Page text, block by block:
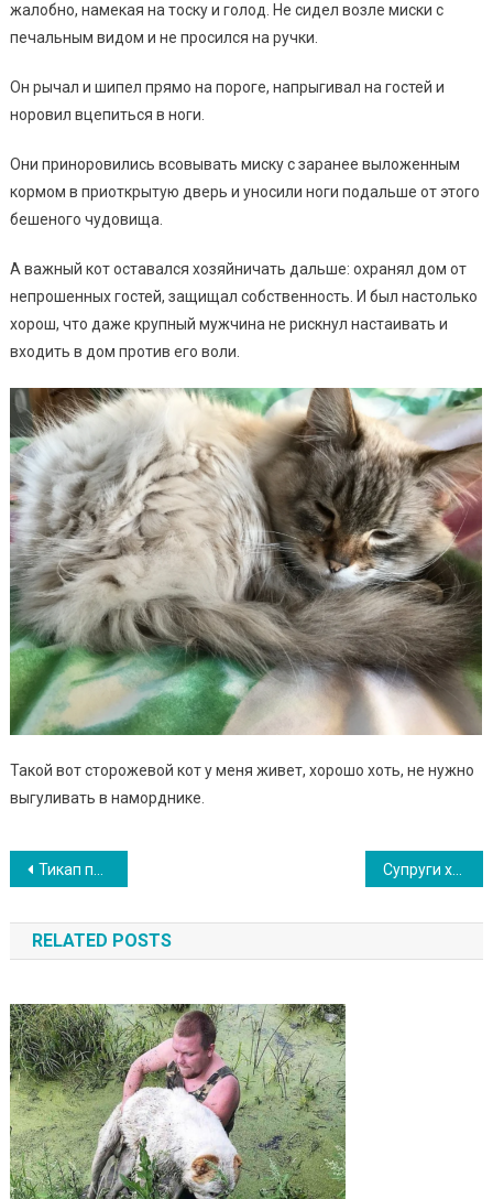
жалобно, намекая на тоску и голод. Не сидел возле миски с
печальным видом и не просился на ручки.
Он рычал и шипел прямо на пороге, напрыгивал на гостей и
норовил вцепиться в ноги.
Они приноровились всовывать миску с заранее выложенным
кормом в приоткрытую дверь и уносили ноги подальше от этого
бешеного чудовища.
А важный кот оставался хозяйничать дальше: охранял дом от
непрошенных гостей, защищал собственность. И был настолько
хорош, что даже крупный мужчина не рискнул настаивать и
входить в дом против его воли.
Такой вот сторожевой кот у меня живет, хорошо хоть, не нужно
выгуливать в наморднике.
Навигация
по
записям
Тикап пудели: самые маленькие пудели в мире. ВIДЕО Супруги хотели себе спокойного котика и выбрали в приюте десятилетнего. Надеялись, он окажется самым мирным
RELATED POSTS